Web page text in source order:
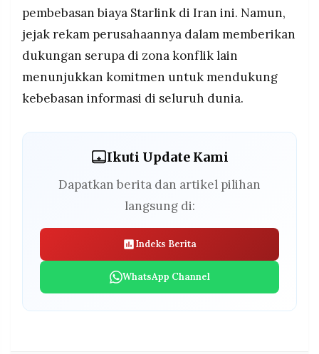
pembebasan biaya Starlink di Iran ini. Namun,
jejak rekam perusahaannya dalam memberikan
dukungan serupa di zona konflik lain
menunjukkan komitmen untuk mendukung
kebebasan informasi di seluruh dunia.
Ikuti Update Kami
Dapatkan berita dan artikel pilihan
langsung di:
Indeks Berita
WhatsApp Channel